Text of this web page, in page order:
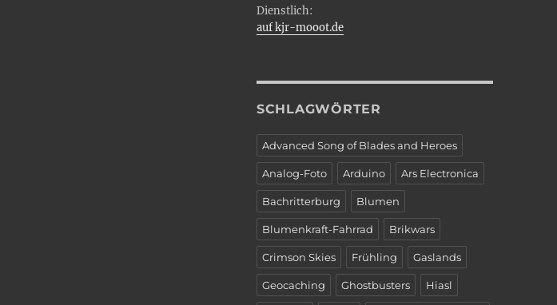
Dienstlich:
auf kjr-mooot.de
SCHLAGWÖRTER
Advanced Song of Blades and Heroes
Analog-Foto Arduino Ars Electronica
Bachritterburg Blumen
Blumenkraft-Fahrrad Brikwars
Crimson Skies Frühling Gaslands
Geocaching Ghostbusters Hiasl